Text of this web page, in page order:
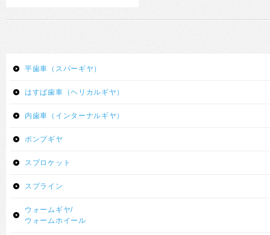
平歯車（スパーギヤ）
はすば歯車（ヘリカルギヤ）
内歯車（インターナルギヤ）
ポンプギヤ
スプロケット
スプライン
ウォームギヤ/
ウォームホイール